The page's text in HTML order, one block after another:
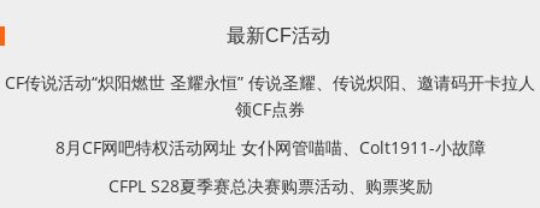
最新CF活动
CF传说活动“炽阳燃世 圣耀永恒” 传说圣耀、传说炽阳、邀请码开卡拉人
领CF点券
8月CF网吧特权活动网址 女仆网管喵喵、Colt1911-小故障
CFPL S28夏季赛总决赛购票活动、购票奖励